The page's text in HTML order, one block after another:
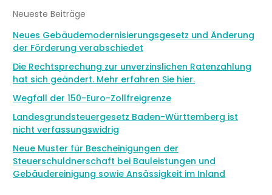
Neueste Beiträge
Neues Gebäudemodernisierungsgesetz und Änderung
der Förderung verabschiedet
Die Rechtsprechung zur unverzinslichen Ratenzahlung
hat sich geändert. Mehr erfahren Sie hier.
Wegfall der 150-Euro-Zollfreigrenze
Landesgrundsteuergesetz Baden-Württemberg ist
nicht verfassungswidrig
Neue Muster für Bescheinigungen der
Steuerschuldnerschaft bei Bauleistungen und
Gebäudereinigung sowie Ansässigkeit im Inland